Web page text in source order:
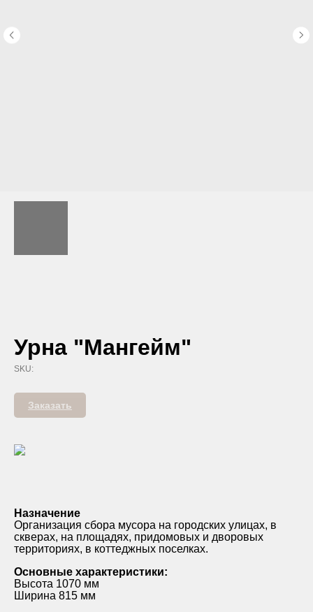
Урна "Мангейм"
SKU:
Заказать
Назначение
Организация сбора мусора на городских улицах, в
скверах, на площадях, придомовых и дворовых
территориях, в коттеджных поселках.
Основные характеристики:
Высота 1070 мм
Ширина 815 мм